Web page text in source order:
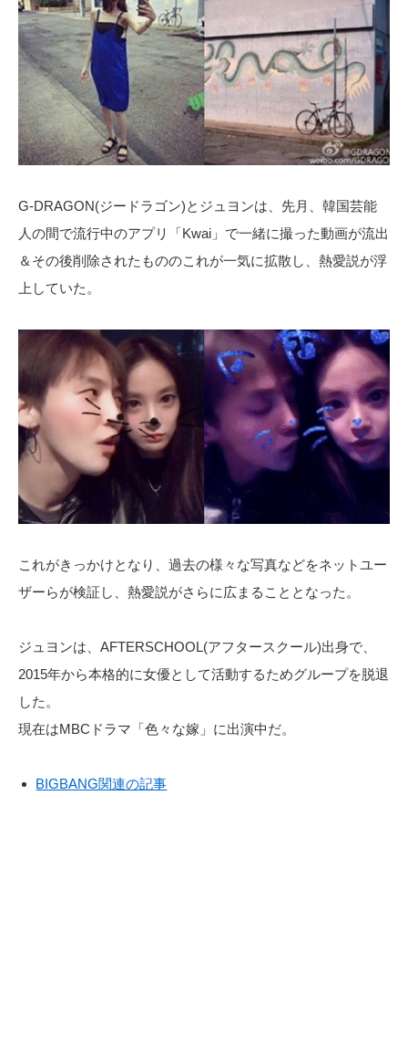
G-DRAGON(ジードラゴン)とジュヨンは、先月、韓国芸能
人の間で流行中のアプリ「Kwai」で一緒に撮った動画が流出
＆その後削除されたもののこれが一気に拡散し、熱愛説が浮
上していた。
これがきっかけとなり、過去の様々な写真などをネットユー
ザーらが検証し、熱愛説がさらに広まることとなった。
ジュヨンは、AFTERSCHOOL(アフタースクール)出身で、
2015年から本格的に女優として活動するためグループを脱退
した。
現在はMBCドラマ「色々な嫁」に出演中だ。
BIGBANG関連の記事